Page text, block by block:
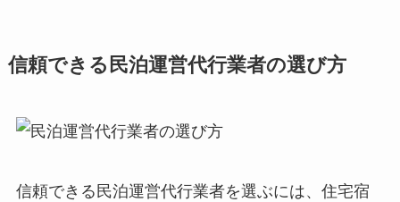
信頼できる民泊運営代行業者の選び方
信頼できる民泊運営代行業者を選ぶには、住宅宿